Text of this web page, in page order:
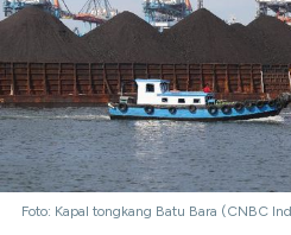
Foto: Kapal tongkang Batu Bara (CNBC